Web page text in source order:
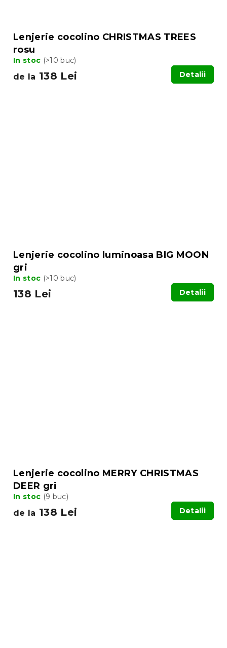
Lenjerie cocolino CHRISTMAS TREES
rosu
In stoc (>10 buc)
de la 138 Lei Detalii
Lenjerie cocolino luminoasa BIG MOON
gri
In stoc (>10 buc)
138 Lei Detalii
Lenjerie cocolino MERRY CHRISTMAS
DEER gri
In stoc (9 buc)
de la 138 Lei Detalii